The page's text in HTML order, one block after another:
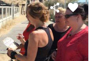
share favorite